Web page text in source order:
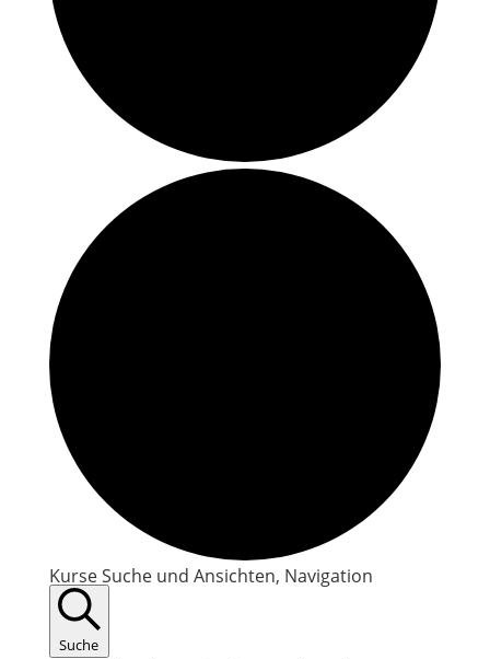
Kurse
Kurse Suche und Ansichten, Navigation
Suche